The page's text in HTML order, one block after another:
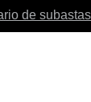
de subastas